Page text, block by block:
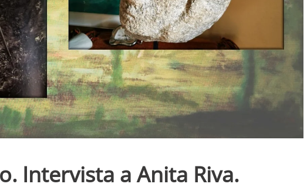
Intervista a Anita Riva.